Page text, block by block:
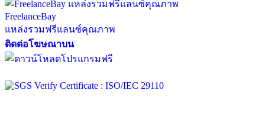
FreelanceBay
แหล่งรวมฟรีแลนซ์คุณภาพ
ติดต่อโฆษณาบน